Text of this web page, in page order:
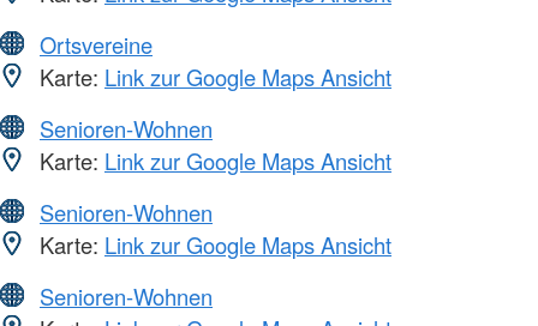
Ortsvereine
Karte: Link zur Google Maps Ansicht
Senioren-Wohnen
Karte: Link zur Google Maps Ansicht
Senioren-Wohnen
Karte: Link zur Google Maps Ansicht
Senioren-Wohnen